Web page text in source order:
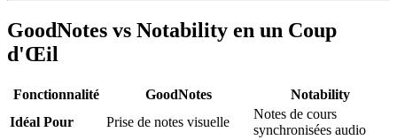
GoodNotes vs Notability en un Coup
d'Œil
Fonctionnalité GoodNotes
Notability
Idéal Pour
Prise de notes visuelle
Notes de cours
synchronisées audio